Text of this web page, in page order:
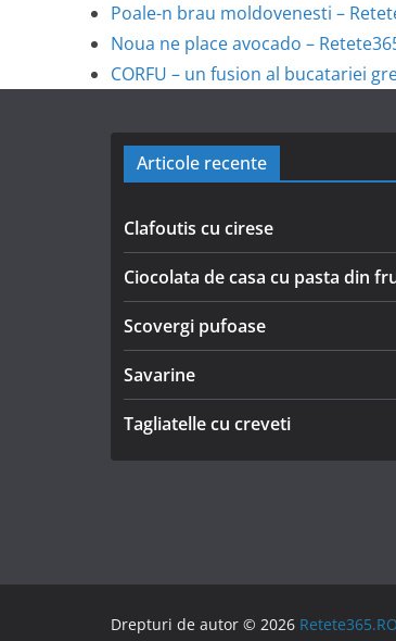
Poale-n brau moldovenesti –
Noua ne place avocado –
CORFU – un fusion al bucatariei
Articole recente
Clafoutis cu cirese
Ciocolata de casa cu pasta din
Scovergi pufoase
Savarine
Tagliatelle cu creveti
Drepturi de autor © 2026 Retete365.RO